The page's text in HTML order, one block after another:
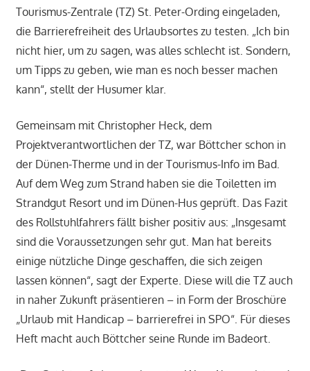
Tourismus-Zentrale (TZ) St. Peter-Ording eingeladen,
die Barrierefreiheit des Urlaubsortes zu testen. „Ich bin
nicht hier, um zu sagen, was alles schlecht ist. Sondern,
um Tipps zu geben, wie man es noch besser machen
kann“, stellt der Husumer klar.
Gemeinsam mit Christopher Heck, dem
Projektverantwortlichen der TZ, war Böttcher schon in
der Dünen-Therme und in der Tourismus-Info im Bad.
Auf dem Weg zum Strand haben sie die Toiletten im
Strandgut Resort und im Dünen-Hus geprüft. Das Fazit
des Rollstuhlfahrers fällt bisher positiv aus: „Insgesamt
sind die Voraussetzungen sehr gut. Man hat bereits
einige nützliche Dinge geschaffen, die sich zeigen
lassen können“, sagt der Experte. Diese will die TZ auch
in naher Zukunft präsentieren – in Form der Broschüre
„Urlaub mit Handicap – barrierefrei in SPO“. Für dieses
Heft macht auch Böttcher seine Runde im Badeort.